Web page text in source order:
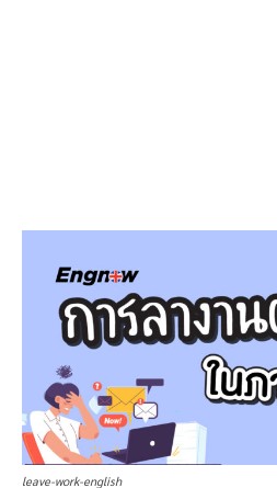
leave-work-english